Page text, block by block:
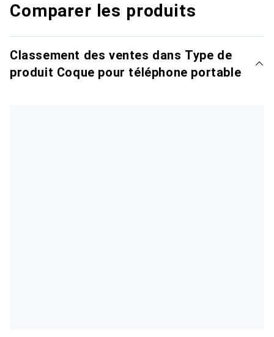
Comparer les produits
Classement des ventes dans Type de
produit Coque pour téléphone portable